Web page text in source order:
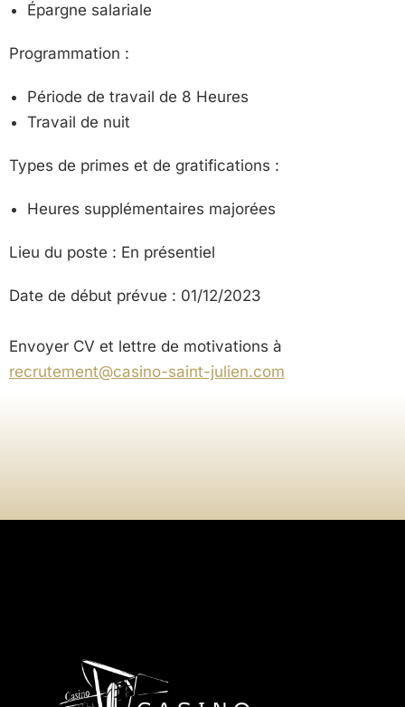
Épargne salariale
Programmation :
Période de travail de 8 Heures
Travail de nuit
Types de primes et de gratifications :
Heures supplémentaires majorées
Lieu du poste : En présentiel
Date de début prévue : 01/12/2023
Envoyer CV et lettre de motivations à
recrutement@casino-saint-julien.com